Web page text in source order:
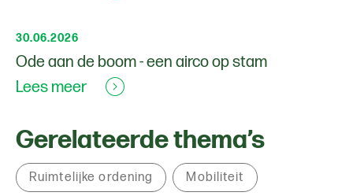
30.06.2026
Ode aan de boom - een airco op stam
Lees meer
Gerelateerde thema’s
Ruimtelijke ordening Mobiliteit